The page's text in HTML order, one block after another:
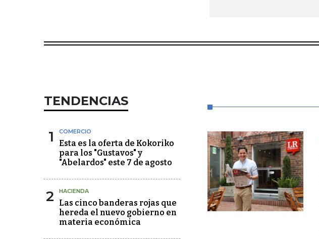
TENDENCIAS
1 COMERCIO
Esta es la oferta de Kokoriko
para los "Gustavos" y
"Abelardos" este 7 de agosto
2 HACIENDA
Las cinco banderas rojas que
hereda el nuevo gobierno en
materia económica